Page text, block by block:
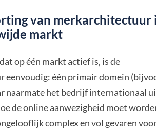
van merkarchitectuur
markt
op één markt actief is, is de
eenvoudig: één primair domein
naarmate het bedrijf internationaal
de online aanwezigheid moet
complex en vol gevaren